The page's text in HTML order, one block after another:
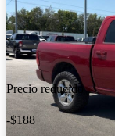
Precio reducido
-$188